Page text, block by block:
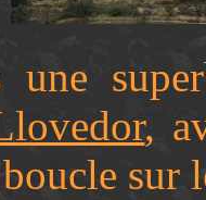
une
,
sur